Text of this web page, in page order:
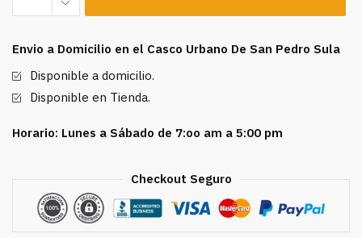
San
215g
cantidad
Envio a Domicilio en el Casco Urbano De San Pedro Sula
Disponible a domicilio.
Disponible en Tienda.
Horario: Lunes a Sábado de 7:oo am a 5:00 pm
Checkout Seguro